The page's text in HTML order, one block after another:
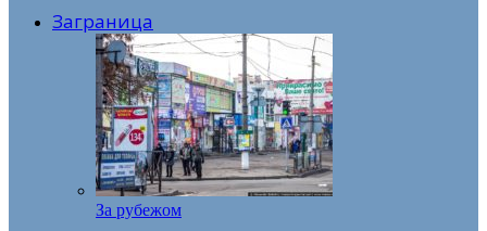
Заграница
За рубежом